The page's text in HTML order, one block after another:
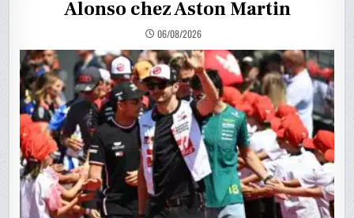
Alonso chez Aston Martin
06/08/2026